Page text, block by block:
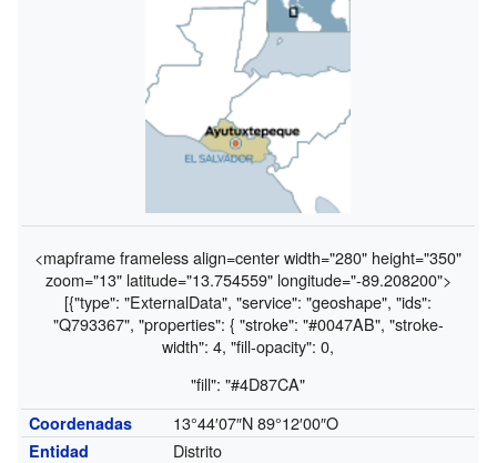
<mapframe frameless align=center width="280" height="350"
zoom="13" latitude="13.754559" longitude="-89.208200">
[{"type": "ExternalData", "service": "geoshape", "ids":
"Q793367", "properties": { "stroke": "#0047AB", "stroke-
width": 4, "fill-opacity": 0,
"fill": "#4D87CA"
Coordenadas 13°44′07″N 89°12′00″O
Entidad
Distrito